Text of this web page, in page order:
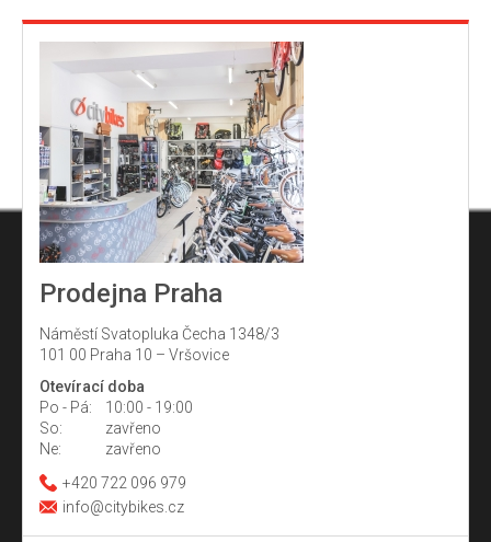
Prodejna Praha
Náměstí Svatopluka Čecha 1348/3
101 00 Praha 10 – Vršovice
Otevírací doba
Po - Pá:
10:00 - 19:00
So:
zavřeno
Ne:
zavřeno
+420 722 096 979
info@citybikes.cz